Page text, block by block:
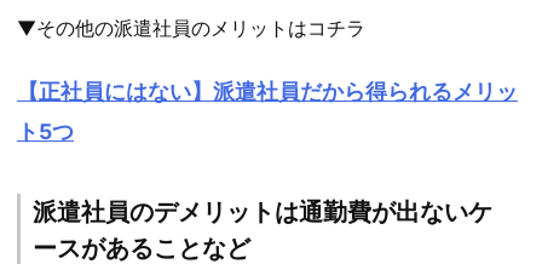
▼その他の派遣社員のメリットはコチラ
【正社員にはない】派遣社員だから得られるメリッ
ト5つ
派遣社員のデメリットは通勤費が出ないケ
ースがあることなど